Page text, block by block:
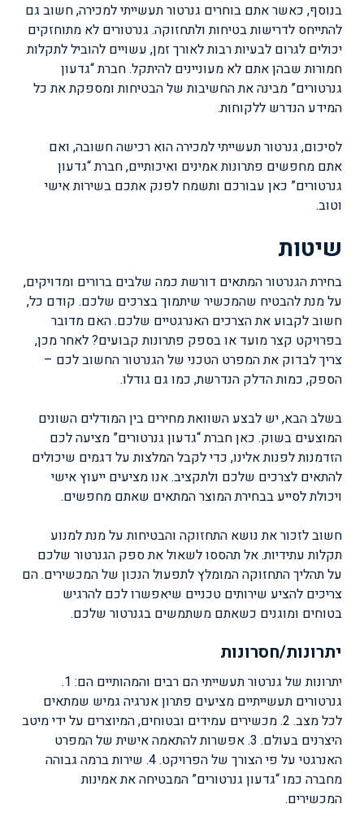
בנוסף, כאשר אתם בוחרים גנרטור תעשייתי למכירה, חשוב גם
להתייחס לדרישות בטיחות ולתחזוקה. גנרטורים לא מתוחזקים
יכולים לגרום לבעיות רבות לאורך זמן, עשויים להוביל לתקלות
חמורות שבהן אתם לא מעוניינים להיתקל. חברת “גדעון
גנרטורים” מבינה את החשיבות של הבטיחות ומספקת את כל
המידע הנדרש ללקוחות.
לסיכום, גנרטור תעשייתי למכירה הוא רכישה חשובה, ואם
אתם מחפשים פתרונות אמינים ואיכותיים, חברת “גדעון
גנרטורים” כאן עבורכם ותשמח לפנק אתכם בשירות אישי
וטוב.
שיטות
בחירת הגנרטור המתאים דורשת כמה שלבים ברורים ומדויקים,
על מנת להבטיח שהמכשיר שיתמוך בצרכים שלכם. קודם כל,
חשוב לקבוע את הצרכים האנרגטיים שלכם. האם מדובר
בפרויקט קצר מועד או בספק פתרונות קבועים? לאחר מכן,
צריך לבדוק את המפרט הטכני של הגנרטור החשוב לכם –
הספק, כמות הדלק הנדרשת, כמו גם גודלו.
בשלב הבא, יש לבצע השוואת מחירים בין המודלים השונים
המוצעים בשוק. כאן חברת “גדעון גנרטורים” מציעה לכם
הזדמנות לפנות אלינו, כדי לקבל המלצות על דגמים שיכולים
להתאים לצרכים שלכם ולתקציב. אנו מציעים ייעוץ אישי
ויכולת לסייע בבחירת המוצר המתאים שאתם מחפשים.
חשוב לזכור את נושא התחזוקה והבטיחות על מנת למנוע
תקלות עתידיות. אל תהססו לשאול את ספק הגנרטור שלכם
על תהליך התחזוקה המומלץ לתפעול הנכון של המכשירים. הם
צריכים להציע שירותים טכניים שיאפשרו לכם להרגיש
בטוחים ומוגנים כשאתם משתמשים בגנרטור שלכם.
יתרונות/חסרונות
יתרונות של גנרטור תעשייתי הם רבים והמהותיים הם: 1.
גנרטורים תעשייתיים מציעים פתרון אנרגיה גמיש שמתאים
לכל מצב. 2. מכשירים עמידים ובטוחים, המיוצרים על ידי מיטב
היצרנים בעולם. 3. אפשרות להתאמה אישית של המפרט
האנרגטי על פי הצורך של הפרויקט. 4. שירות ברמה גבוהה
מחברה כמו “גדעון גנרטורים” המבטיחה את אמינות
המכשירים.